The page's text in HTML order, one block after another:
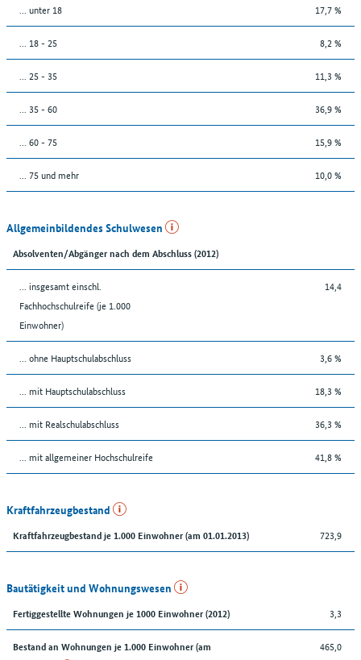
... unter 18 17,7 %
... 18 - 25 8,2 %
... 25 - 35 11,3 %
... 35 - 60 36,9 %
... 60 - 75 15,9 %
... 75 und mehr 10,0 %
Allgemeinbildendes Schulwesen
Absolventen/Abgänger nach dem Abschluss (2012)
... insgesamt einschl.
Fachhochschulreife (je 1.000
Einwohner)
14,4
... ohne Hauptschulabschluss 3,6 %
... mit Hauptschulabschluss 18,3 %
... mit Realschulabschluss 36,3 %
... mit allgemeiner Hochschulreife 41,8 %
Kraftfahrzeugbestand
Kraftfahrzeugbestand je 1.000 Einwohner (am 01.01.2013) 723,9
Bautätigkeit und Wohnungswesen
Fertiggestellte Wohnungen je 1000 Einwohner (2012) 3,3
Bestand an Wohnungen je 1.000 Einwohner (am
465,0